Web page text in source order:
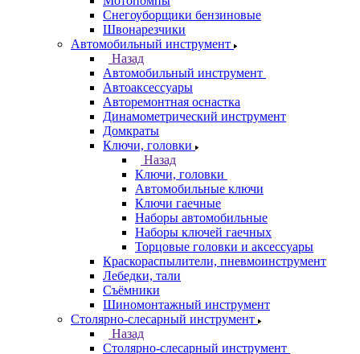
Снегоуборщики бензиновые
Швонарезчики
Автомобильный инструмент
Назад
Автомобильный инструмент
Автоаксессуары
Авторемонтная оснастка
Динамометрический инструмент
Домкраты
Ключи, головки
Назад
Ключи, головки
Автомобильные ключи
Ключи гаечные
Наборы автомобильные
Наборы ключей гаечных
Торцовые головки и аксессуары
Краскораспылители, пневмоинструмент
Лебедки, тали
Съёмники
Шиномонтажный инструмент
Столярно-слесарный инструмент
Назад
Столярно-слесарный инструмент